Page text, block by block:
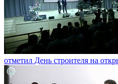
отметил День строителя на